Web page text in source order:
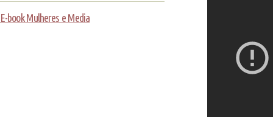
E-book Mulheres e Media